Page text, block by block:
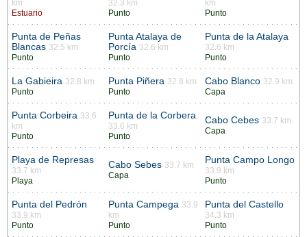
km
Estuario
32.3 km
Punto
km
Punto
Punta de Peñas
Blancas 32.5 km
Punto
Punta Atalaya de
Porcía 32.6 km
Punto
Punta de la Atalaya
32.6 km
Punto
La Gabieira 32.8 km
Punto
Punta Piñera 32.8 km
Punto
Cabo Blanco 32.9 km
Capa
Punta Corbeira 33.6
km
Punto
Punta de la Corbera
33.6 km
Punto
Cabo Cebes 33.7 km
Capa
Playa de Represas
33.7 km
Playa
Cabo Sebes 33.7 km
Capa
Punta Campo Longo
33.9 km
Punto
Punta del Pedrón
33.9 km
Punto
Punta Campega 33.9
km
Punto
Punta del Castello
34.3 km
Punto